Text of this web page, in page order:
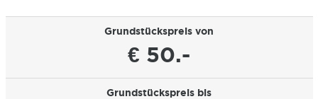
Grundstückspreis von
€ 50.-
Grundstückspreis bis